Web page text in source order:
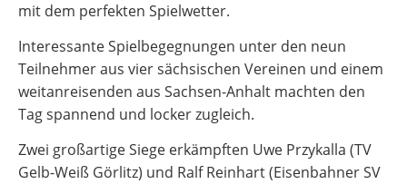
mit dem perfekten Spielwetter.
Interessante Spielbegegnungen unter den neun
Teilnehmer aus vier sächsischen Vereinen und einem
weitanreisenden aus Sachsen-Anhalt machten den
Tag spannend und locker zugleich.
Zwei großartige Siege erkämpften Uwe Przykalla (TV
Gelb-Weiß Görlitz) und Ralf Reinhart (Eisenbahner SV